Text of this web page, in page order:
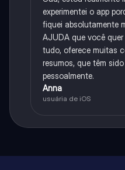
experimentei o app
fiquei absolutamente
AJUDA que você
tudo, oferece muitas
resumos, que têm
pessoalmente.
Anna
usuária de iOS